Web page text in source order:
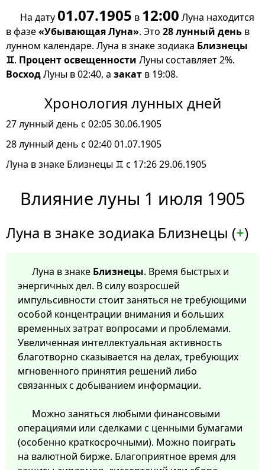
На дату01.07.1905 в 12:00 Луна находится
в фазе«Убывающая Луна». Это 28 лунный день в
лунном календаре. Луна в знаке зодиака Близнецы
♊. Процент освещенности Луны составляет 2%.
ВосходЛуны в 02:40, а закат в 19:08.
Хронология лунных дней
27 лунный день с 02:05 30.06.1905
28 лунный день с 02:40 01.07.1905
Луна в знаке Близнецы ♊ с 17:26 29.06.1905
Влияние луны 1 июля 1905
Луна в знаке зодиака Близнецы (+)
Луна в знаке Близнецы. Время быстрых и
энергичных дел. В силу возросшей
импульсивности стоит заняться не требующими
особой концентрации внимания и больших
временных затрат вопросами и проблемами.
Увеличенная интеллектуальная активность
благотворно сказывается на делах, требующих
мгновенного принятия решений либо
связанных с добыванием информации.
Можно заняться любыми финансовыми
операциями или сделками с ценными бумагами
(особенно краткосрочными). Можно поиграть
на валютной бирже. Благоприятное время для